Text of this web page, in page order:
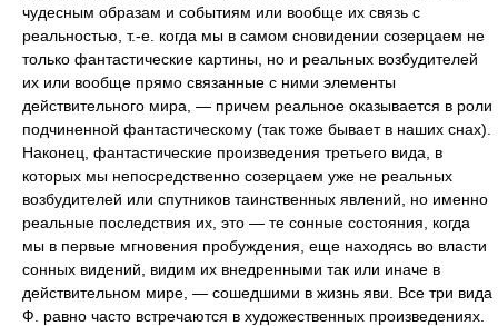
чудесным образам и событиям или вообще их связь с
реальностью, т.-е. когда мы в самом сновидении созерцаем не
только фантастические картины, но и реальных возбудителей
их или вообще прямо связанные с ними элементы
действительного мира, — причем реальное оказывается в роли
подчиненной фантастическому (так тоже бывает в наших снах).
Наконец, фантастические произведения третьего вида, в
которых мы непосредственно созерцаем уже не реальных
возбудителей или спутников таинственных явлений, но именно
реальные последствия их, это — те сонные состояния, когда
мы в первые мгновения пробуждения, еще находясь во власти
сонных видений, видим их внедренными так или иначе в
действительном мире, — сошедшими в жизнь яви. Все три вида
Ф. равно часто встречаются в художественных произведениях.